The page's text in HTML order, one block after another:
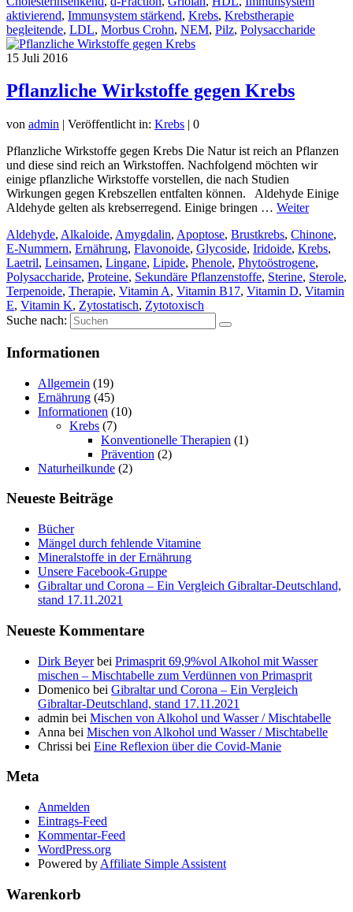
aktivierend, Immunsystem stärkend, Krebs, Krebstherapie
begleitende, LDL, Morbus Crohn, NEM, Pilz, Polysaccharide
15 Juli 2016
Pflanzliche Wirkstoffe gegen Krebs
von admin | Veröffentlicht in: Krebs | 0
Pflanzliche Wirkstoffe gegen Krebs Die Natur ist reich an Pflanzen
und diese sind reich an Wirkstoffen. Nachfolgend möchten wir
einige pflanzliche Wirkstoffe vorstellen, die nach Studien
Wirkungen gegen Krebszellen entfalten können. Aldehyde Einige
Aldehyde gelten als krebserregend. Einige bringen … Weiter
Aldehyde, Alkaloide, Amygdalin, Apoptose, Brustkrebs, Chinone,
E-Nummern, Ernährung, Flavonoide, Glycoside, Iridoide, Krebs,
Laetril, Leinsamen, Lingane, Lipide, Phenole, Phytoöstrogene,
Polysaccharide, Proteine, Sekundäre Pflanzenstoffe, Sterine, Sterole,
Terpenoide, Therapie, Vitamin A, Vitamin B17, Vitamin D, Vitamin
E, Vitamin K, Zytostatisch, Zytotoxisch
Suche nach:
Informationen
Allgemein (19)
Ernährung (45)
Informationen (10)
Krebs (7)
Konventionelle Therapien (1)
Prävention (2)
Naturheilkunde (2)
Neueste Beiträge
Bücher
Mängel durch fehlende Vitamine
Mineralstoffe in der Ernährung
Unsere Facebook-Gruppe
Gibraltar und Corona – Ein Vergleich Gibraltar-Deutschland,
stand 17.11.2021
Neueste Kommentare
Dirk Beyerbei Primasprit 69,9%vol Alkohol mit Wasser
mischen – Mischtabelle zum Verdünnen von Primasprit
Domenico bei Gibraltar und Corona – Ein Vergleich
Gibraltar-Deutschland, stand 17.11.2021
admin bei Mischen von Alkohol und Wasser / Mischtabelle
Anna bei Mischen von Alkohol und Wasser / Mischtabelle
Chrissi bei Eine Reflexion über die Covid-Manie
Meta
Anmelden
Eintrags-Feed
Kommentar-Feed
WordPress.org
Powered by Affiliate Simple Assistent
Warenkorb